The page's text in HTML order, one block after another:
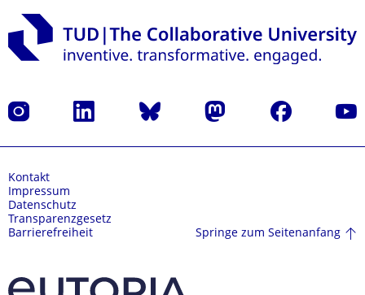
Instagram LinkedIn Bluesky Mastodon Facebook
Kontakt
Impressum
Datenschutz
Transparenzgesetz
Barrierefreiheit
Springe zum Seitenanfang